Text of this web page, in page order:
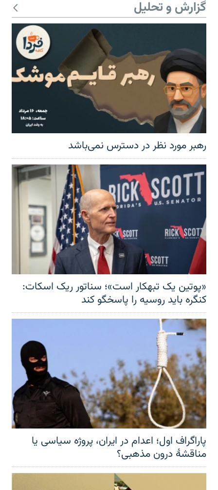
گزارش و تحلیل
رهبر مورد نظر در دسترس نمی‌باشد
«پوتین یک تبهکار است»؛ سناتور ریک اسکات:
کنگره باید روسیه را پاسخگو کند
پاراگراف اول؛ اعدام در ایران، پروژه سیاسی یا
مناقشهٔ درون مذهبی؟